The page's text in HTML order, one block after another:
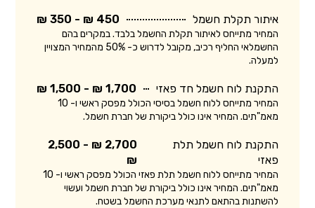
איתור תקלת חשמל 450 ₪ - 350 ₪
המחיר מתייחס לאיתור תקלת החשמל בלבד. במקרים בהם
החשמלאי החליף רכיב, מקובל לדרוש כ- 50% מהמחיר המצויין
למעלה.
התקנת לוח חשמל חד פאזי 1,700 ₪ - 1,500 ₪
המחיר מתייחס ללוח חשמל בסיסי הכולל מפסק ראשי ו- 10
מאמ"תים. המחיר אינו כולל ביקורת של חברת חשמל.
התקנת לוח חשמל תלת
פאזי
2,700 ₪ - 2,500
₪
המחיר מתייחס ללוח חשמל תלת פאזי הכולל מפסק ראשי ו- 10
מאמ"תים. המחיר אינו כולל ביקורת של חברת חשמל ועשוי
להשתנות בהתאם לתנאי מערכת החשמל בשטח.